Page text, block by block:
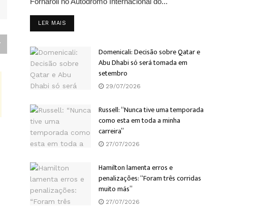
LER MAIS
Domenicali: Decisão sobre Qatar e
Abu Dhabi só será tomada em
setembro
29/07/2026
Russell: “Nunca tive uma temporada
como esta em toda a minha
carreira”
27/07/2026
Hamilton lamenta erros e
penalizações: “Foram três corridas
muito más”
27/07/2026